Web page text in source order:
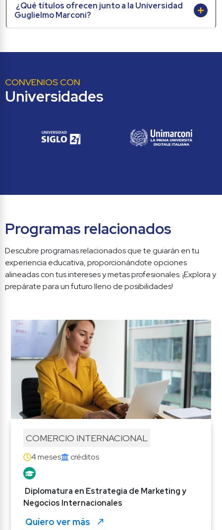
¿Qué títulos ofrecen junto a la Universidad
Guglielmo Marconi?
CONVENIOS CON
Universidades
Programas relacionados
Descubre programas relacionados que te guiarán en tu
experiencia educativa, proporcionándote opciones
alineadas con tus intereses y metas profesionales. ¡Explora y
prepárate para un futuro lleno de posibilidades!
COMERCIO INTERNACIONAL
4 meses créditos
Diplomatura en Estrategia de Marketing y
Negocios Internacionales
Quíero ver más